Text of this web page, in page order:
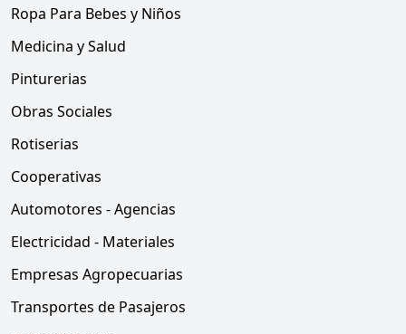
Ropa Para Bebes y Niños
Medicina y Salud
Pinturerias
Obras Sociales
Rotiserias
Cooperativas
Automotores - Agencias
Electricidad - Materiales
Empresas Agropecuarias
Transportes de Pasajeros